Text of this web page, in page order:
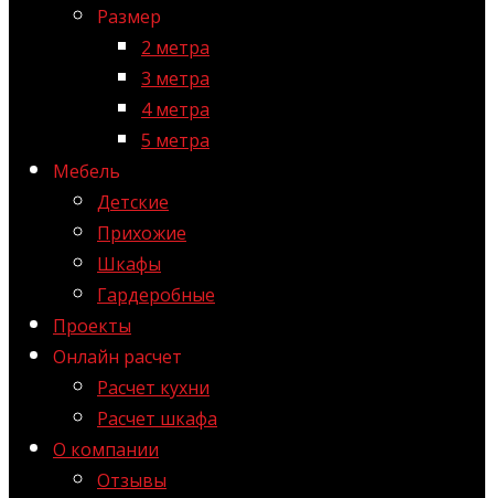
Размер
2 метра
3 метра
4 метра
5 метра
Мебель
Детские
Прихожие
Шкафы
Гардеробные
Проекты
Онлайн расчет
Расчет кухни
Расчет шкафа
О компании
Отзывы